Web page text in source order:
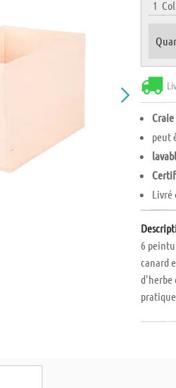
1
peut
Livré
6
canard
d'herbe